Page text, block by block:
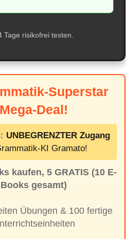
Tage risikofrei testen.
Superstar
Mega-Deal!
UNBEGRENZTER Zugang
KI Gramato!
kaufen, 5 GRATIS (10 E-
Books gesamt)
Übungen & 100 fertige